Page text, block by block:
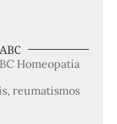
Homeopatía
reumatismos